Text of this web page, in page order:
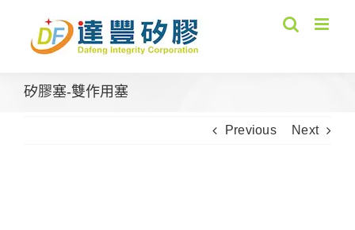
content
矽膠塞-雙作用塞
Previous Next